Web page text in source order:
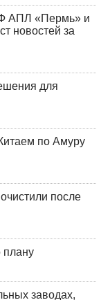
АПЛ «Пермь» и
новостей за
для
по Амуру
после
плану
заводах,